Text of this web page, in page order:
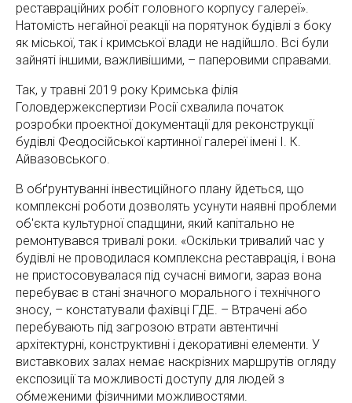
реставраційних робіт головного корпусу галереї».
Натомість негайної реакції на порятунок будівлі з боку
як міської, так і кримської влади не надійшло. Всі були
зайняті іншими, важливішими, – паперовими справами.
Так, у травні 2019 року Кримська філія
Головдержекспертизи Росії схвалила початок
розробки проектної документації для реконструкції
будівлі Феодосійської картинної галереї імені І. К.
Айвазовського.
В обґрунтуванні інвестиційного плану йдеться, що
комплексні роботи дозволять усунути наявні проблеми
об'єкта культурної спадщини, який капітально не
ремонтувався тривалі роки. «Оскільки тривалий час у
будівлі не проводилася комплексна реставрація, і вона
не пристосовувалася під сучасні вимоги, зараз вона
перебуває в стані значного морального і технічного
зносу, – констатували фахівці ГДЕ. – Втрачені або
перебувають під загрозою втрати автентичні
архітектурні, конструктивні і декоративні елементи. У
виставкових залах немає наскрізних маршрутів огляду
експозиції та можливості доступу для людей з
обмеженими фізичними можливостями.